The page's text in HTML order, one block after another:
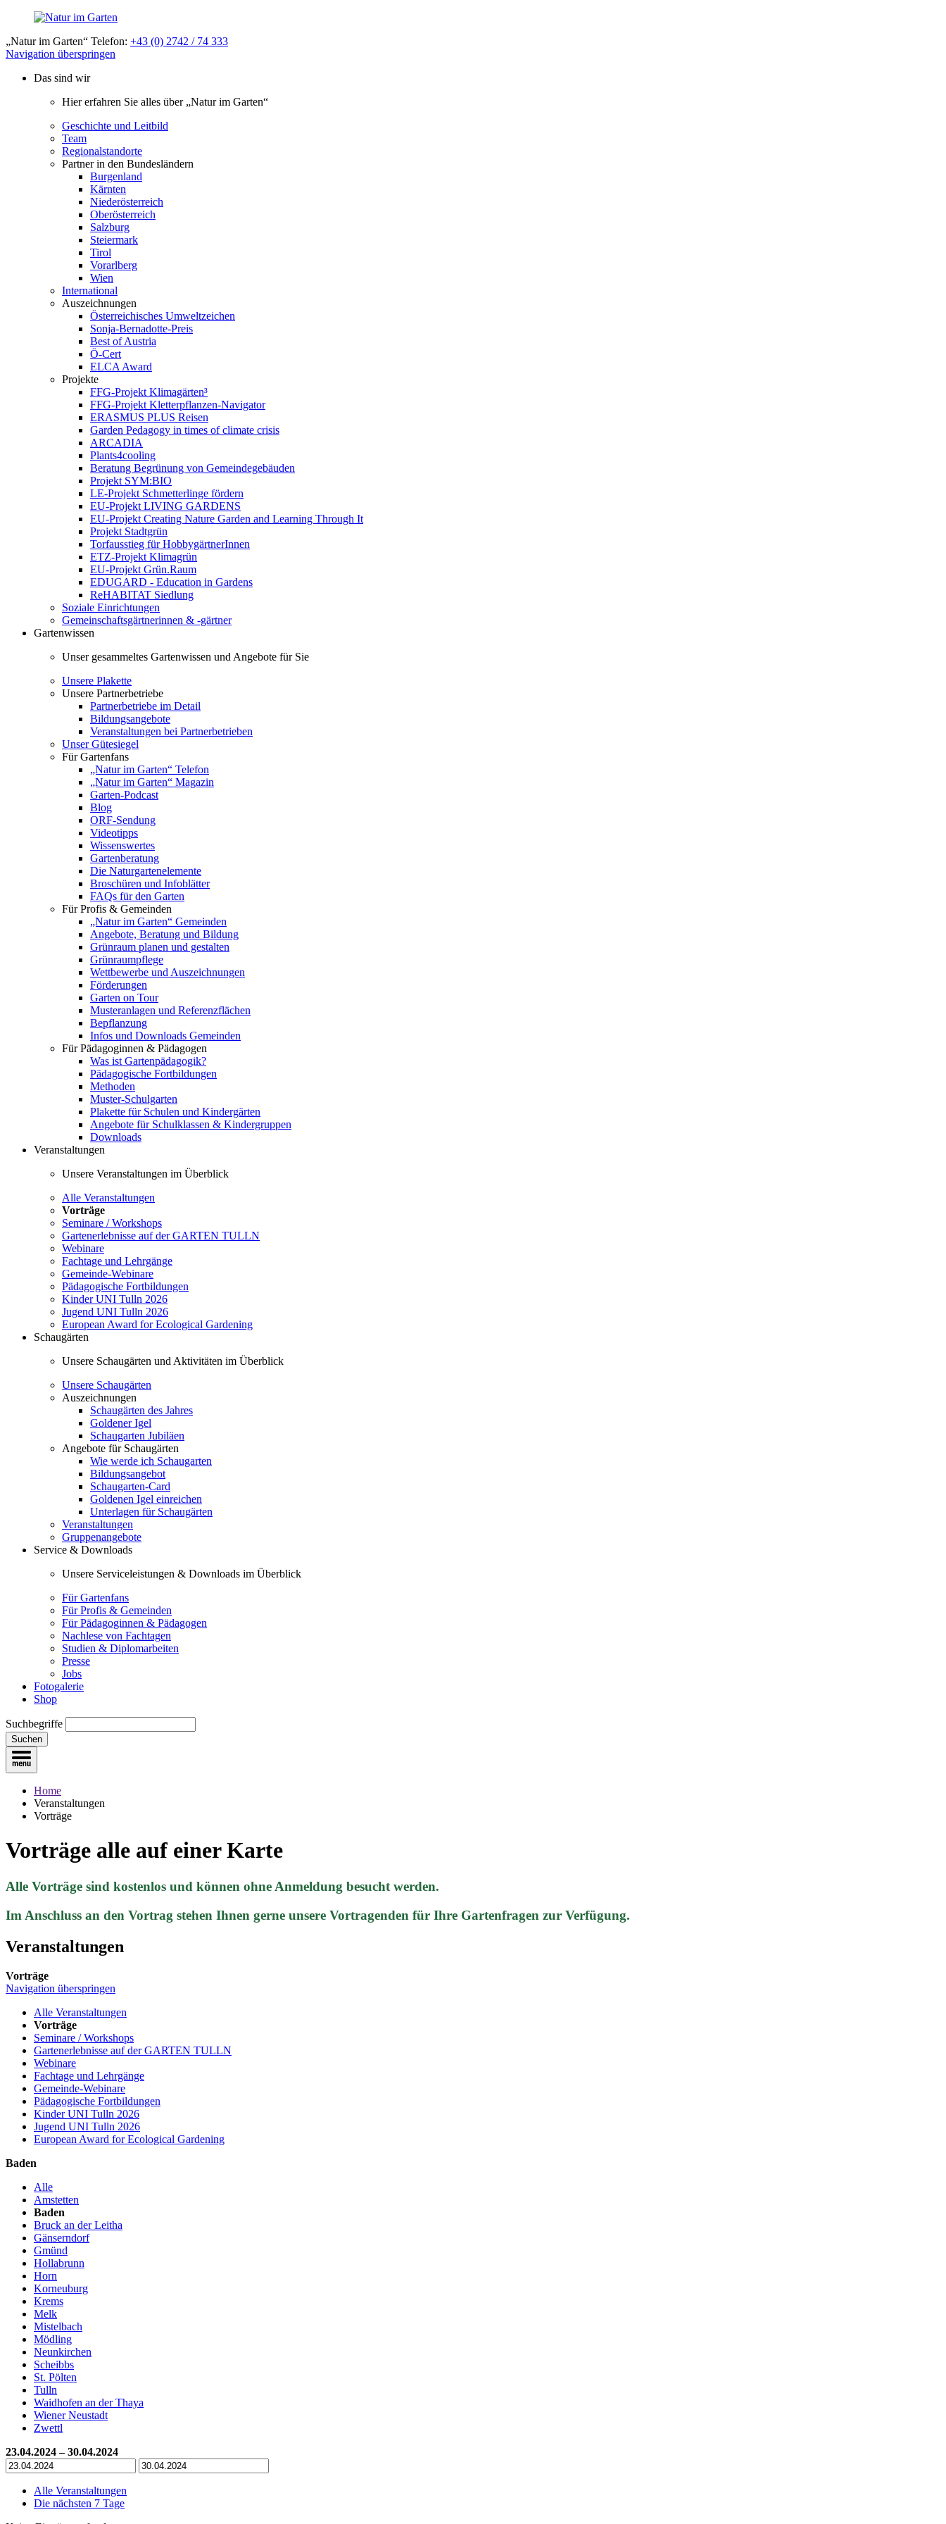
„Natur im Garten“ Telefon: +43 (0) 2742 / 74 333
Navigation überspringen
Das sind wir
Hier erfahren Sie alles über „Natur im Garten“
Geschichte und Leitbild
Team
Regionalstandorte
Partner in den Bundesländern
Burgenland
Kärnten
Niederösterreich
Oberösterreich
Salzburg
Steiermark
Tirol
Vorarlberg
Wien
International
Auszeichnungen
Österreichisches Umweltzeichen
Sonja-Bernadotte-Preis
Best of Austria
Ö-Cert
ELCA Award
Projekte
FFG-Projekt Klimagärten³
FFG-Projekt Kletterpflanzen-Navigator
ERASMUS PLUS Reisen
Garden Pedagogy in times of climate crisis
ARCADIA
Plants4cooling
Beratung Begrünung von Gemeindegebäuden
Projekt SYM:BIO
LE-Projekt Schmetterlinge fördern
EU-Projekt LIVING GARDENS
EU-Projekt Creating Nature Garden and Learning Through It
Projekt Stadtgrün
Torfausstieg für HobbygärtnerInnen
ETZ-Projekt Klimagrün
EU-Projekt Grün.Raum
EDUGARD - Education in Gardens
ReHABITAT Siedlung
Soziale Einrichtungen
Gemeinschaftsgärtnerinnen & -gärtner
Gartenwissen
Unser gesammeltes Gartenwissen und Angebote für Sie
Unsere Plakette
Unsere Partnerbetriebe
Partnerbetriebe im Detail
Bildungsangebote
Veranstaltungen bei Partnerbetrieben
Unser Gütesiegel
Für Gartenfans
„Natur im Garten“ Telefon
„Natur im Garten“ Magazin
Garten-Podcast
Blog
ORF-Sendung
Videotipps
Wissenswertes
Gartenberatung
Die Naturgartenelemente
Broschüren und Infoblätter
FAQs für den Garten
Für Profis & Gemeinden
„Natur im Garten“ Gemeinden
Angebote, Beratung und Bildung
Grünraum planen und gestalten
Grünraumpflege
Wettbewerbe und Auszeichnungen
Förderungen
Garten on Tour
Musteranlagen und Referenzflächen
Bepflanzung
Infos und Downloads Gemeinden
Für Pädagoginnen & Pädagogen
Was ist Gartenpädagogik?
Pädagogische Fortbildungen
Methoden
Muster-Schulgarten
Plakette für Schulen und Kindergärten
Angebote für Schulklassen & Kindergruppen
Downloads
Veranstaltungen
Unsere Veranstaltungen im Überblick
Alle Veranstaltungen
Vorträge
Seminare / Workshops
Gartenerlebnisse auf der GARTEN TULLN
Webinare
Fachtage und Lehrgänge
Gemeinde-Webinare
Pädagogische Fortbildungen
Kinder UNI Tulln 2026
Jugend UNI Tulln 2026
European Award for Ecological Gardening
Schaugärten
Unsere Schaugärten und Aktivitäten im Überblick
Unsere Schaugärten
Auszeichnungen
Schaugärten des Jahres
Goldener Igel
Schaugarten Jubiläen
Angebote für Schaugärten
Wie werde ich Schaugarten
Bildungsangebot
Schaugarten-Card
Goldenen Igel einreichen
Unterlagen für Schaugärten
Veranstaltungen
Gruppenangebote
Service & Downloads
Unsere Serviceleistungen & Downloads im Überblick
Für Gartenfans
Für Profis & Gemeinden
Für Pädagoginnen & Pädagogen
Nachlese von Fachtagen
Studien & Diplomarbeiten
Presse
Jobs
Fotogalerie
Shop
Suchbegriffe
Suchen
Home
Veranstaltungen
Vorträge
Vorträge alle auf einer Karte
Alle Vorträge sind kostenlos und können ohne Anmeldung besucht werden.
Im Anschluss an den Vortrag stehen Ihnen gerne unsere Vortragenden für Ihre Gartenfragen zur Verfügung.
Veranstaltungen
Vorträge
Navigation überspringen
Alle Veranstaltungen
Vorträge
Seminare / Workshops
Gartenerlebnisse auf der GARTEN TULLN
Webinare
Fachtage und Lehrgänge
Gemeinde-Webinare
Pädagogische Fortbildungen
Kinder UNI Tulln 2026
Jugend UNI Tulln 2026
European Award for Ecological Gardening
Baden
Alle
Amstetten
Baden
Bruck an der Leitha
Gänserndorf
Gmünd
Hollabrunn
Horn
Korneuburg
Krems
Melk
Mistelbach
Mödling
Neunkirchen
Scheibbs
St. Pölten
Tulln
Waidhofen an der Thaya
Wiener Neustadt
Zwettl
23.04.2024 – 30.04.2024
Alle Veranstaltungen
Die nächsten 7 Tage